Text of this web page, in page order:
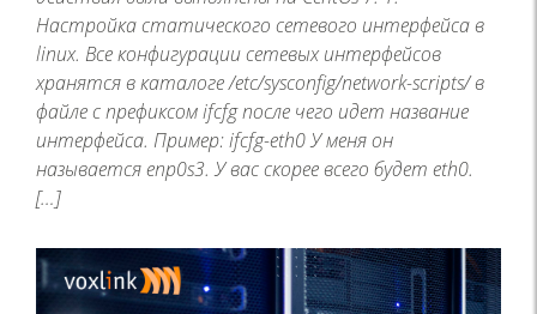
Настройка статического сетевого интерфейса в
linux. Все конфигурации сетевых интерфейсов
хранятся в каталоге /etc/sysconfig/network-scripts/ в
файле с префиксом ifcfg после чего идет название
интерфейса. Пример: ifcfg-eth0 У меня он
называется enp0s3. У вас скорее всего будет eth0.
[…]